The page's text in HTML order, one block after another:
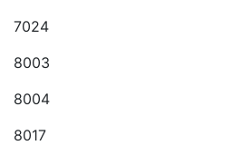
7024
8003
8004
8017